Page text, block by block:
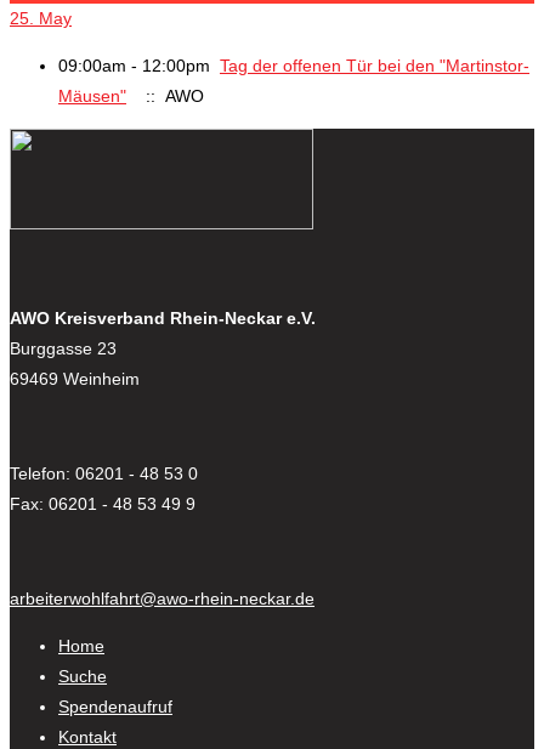
25. May
09:00am - 12:00pm Tag der offenen Tür bei den "Martinstor-
Mäusen"
:: AWO
AWO Kreisverband Rhein-Neckar e.V.
Burggasse 23
69469 Weinheim
Telefon: 06201 - 48 53 0
Fax: 06201 - 48 53 49 9
arbeiterwohlfahrt@awo-rhein-neckar.de
Home
Suche
Spendenaufruf
Kontakt